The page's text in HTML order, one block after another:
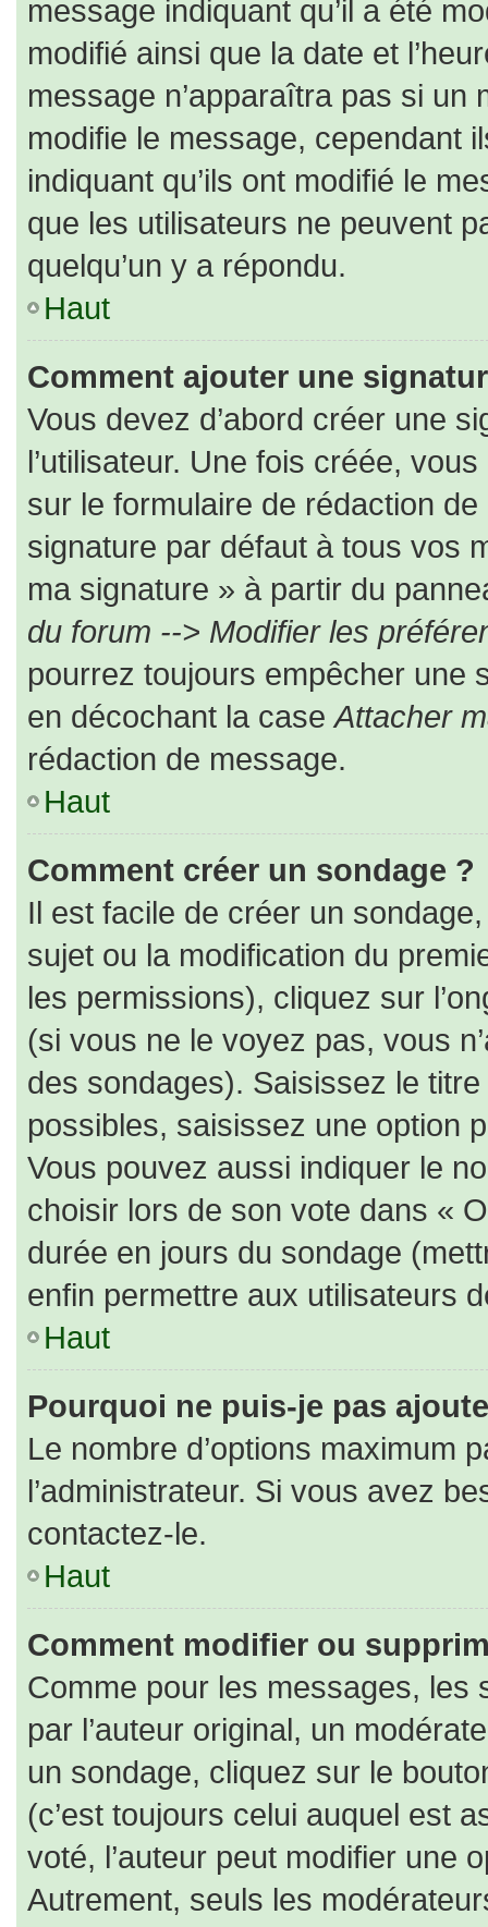
message indiquant qu’il a été
modifié ainsi que la date et
message n’apparaîtra pas si
modifie le message, cependant
indiquant qu’ils ont modifié le
que les utilisateurs ne peuvent
quelqu’un y a répondu.
Haut
Comment ajouter une
Vous devez d’abord créer une
l’utilisateur. Une fois créée,
sur le formulaire de rédaction
signature par défaut à tous vos
ma signature » à partir du
du forum --> Modifier les
pourrez toujours empêcher une
en décochant la caseAttacher
rédaction de message.
Haut
Comment créer un sondage ?
Il est facile de créer un
sujet ou la modification du
les permissions), cliquez sur
(si vous ne le voyez pas, vous
des sondages). Saisissez le
possibles, saisissez une option
Vous pouvez aussi indiquer le
choisir lors de son vote dans «
durée en jours du sondage
enfin permettre aux utilisateurs
Haut
Pourquoi ne puis-je pas
Le nombre d’options maximum
l’administrateur. Si vous avez
contactez-le.
Haut
Comment modifier ou
Comme pour les messages, les
par l’auteur original, un
un sondage, cliquez sur le
(c’est toujours celui auquel est
voté, l’auteur peut modifier une
Autrement, seuls les